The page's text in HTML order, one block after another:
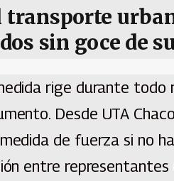
transporte
sin goce de
rige durante
Desde UTA
de fuerza si no
entre